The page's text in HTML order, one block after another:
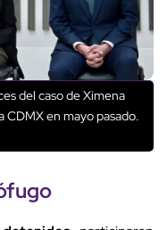
del caso de Ximena
CDMX en mayo pasado.